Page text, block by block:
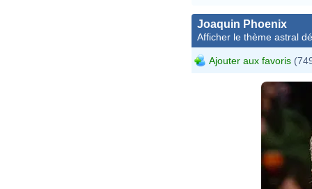
Joaquin Phoenix
Afficher le thème astral
Ajouter aux favoris